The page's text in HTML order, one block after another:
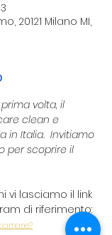
20121 Milano MI,
volta, il
clean e
in Italia.  Invitiamo
per scoprire il
vi lasciamo il link
di riferimento: